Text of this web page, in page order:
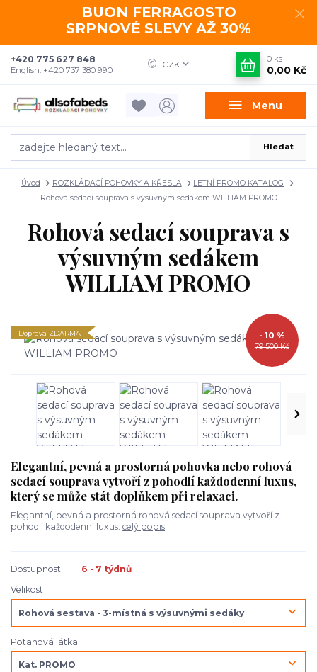
BUON FERRAGOSTO
SRPNOVÉ SLEVY AŽ 30%
Menu
CZK
Hledat
+420 775 627 848
English: +420 737 380 990
0 ks
0,00 Kč
Úvod ROZKLÁDACÍ POHOVKY A KŘESLA
LETNÍ PROMO KATALOG
Rohová sedací souprava s výsuvným sedákem WILLIAM PROMO
Rohová sedací souprava s
výsuvným sedákem
WILLIAM PROMO
Doprava ZDARMA
79 500 Kč
- 10 %
Elegantní, pevná a prostorná pohovka nebo rohová
sedací souprava vytvoří z pohodlí každodenní luxus,
který se může stát doplňkem při relaxaci.
Elegantní, pevná a prostorná rohová sedací souprava vytvoří z
pohodlí každodenní luxus. celý popis
Dostupnost
6 - 7 týdnů
Velikost
Potahová látka